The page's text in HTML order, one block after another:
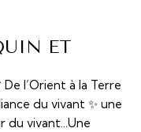
ET
l’Orient à la Terre
du vivant ✨ une
du vivant...Une